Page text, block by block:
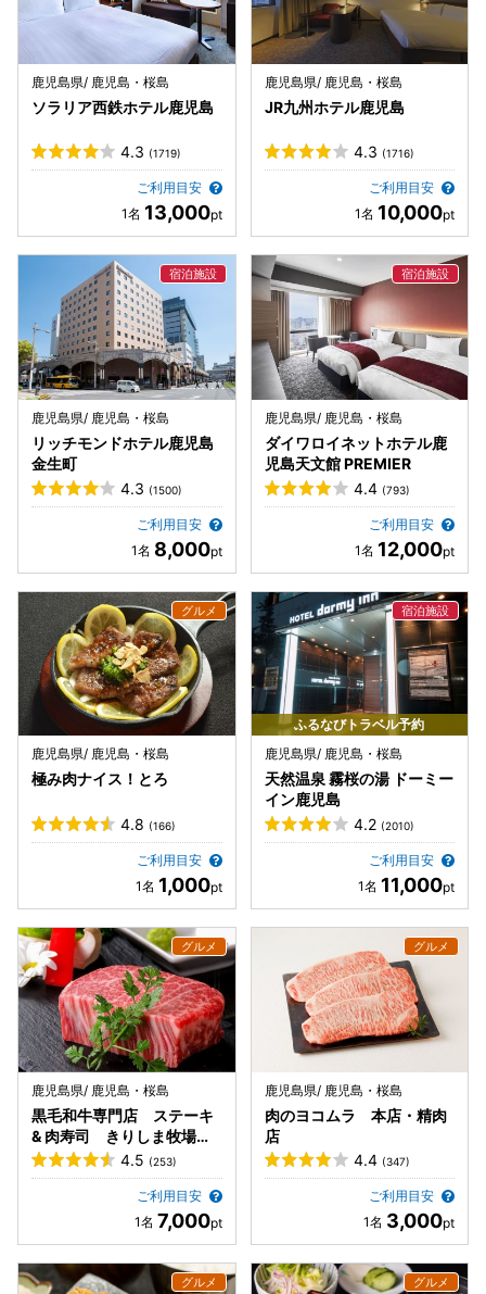
鹿児島県/ 鹿児島・桜島
ソラリア西鉄ホテル鹿児島
4.3 (1719)
ご利用目安
13,000
鹿児島県/ 鹿児島・桜島
JR九州ホテル鹿児島
4.3 (1716)
ご利用目安
10,000
鹿児島県/ 鹿児島・桜島
リッチモンドホテル鹿児島
金生町
4.3 (1500)
ご利用目安
8,000
鹿児島県/ 鹿児島・桜島
ダイワロイネットホテル鹿
児島天文館 PREMIER
4.4 (793)
ご利用目安
12,000
鹿児島県/ 鹿児島・桜島
極み肉ナイス！とろ
4.8 (166)
ご利用目安
1,000
ふるなびトラベル予約
鹿児島県/ 鹿児島・桜島
天然温泉 霧桜の湯 ドーミー
イン鹿児島
4.2 (2010)
ご利用目安
11,000
鹿児島県/ 鹿児島・桜島
黒毛和牛専門店 ステーキ
& 肉寿司 きりしま牧場
鹿児島天文館店
4.5 (253)
ご利用目安
7,000
鹿児島県/ 鹿児島・桜島
肉のヨコムラ 本店・精肉
店
4.4 (347)
ご利用目安
3,000